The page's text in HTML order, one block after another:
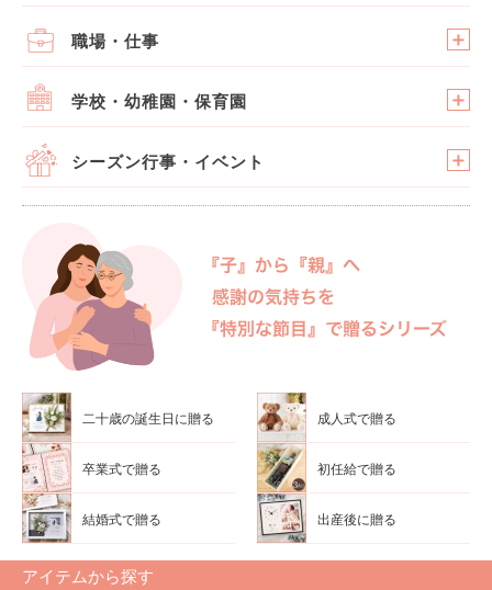
職場・仕事
学校・幼稚園・保育園
シーズン行事・イベント
二十歳の誕生日に贈る 成人式で贈る
卒業式で贈る 初任給で贈る
結婚式で贈る 出産後に贈る
アイテムから探す